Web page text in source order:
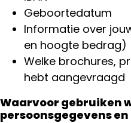
Geboortedatum
Informatie over
en hoogte bedrag)
Welke brochures,
hebt aangevraagd
Waarvoor gebruiken
persoonsgegevens